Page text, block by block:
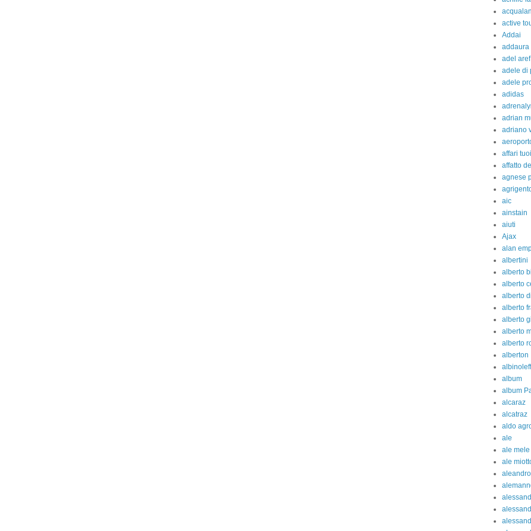
active
Addai
addaura
adel aref
adele di
adele
adidas
adrian
adriano
affari tuoi
affatto
agnese
aic
ainstain
aiuti
Ajax
alan
albertini
alberto
alberto
alberto
alberto
alberto
alberto
alberto
alberton
album
album
alcaraz
alcatraz
aldo
ale
ale mele
ale